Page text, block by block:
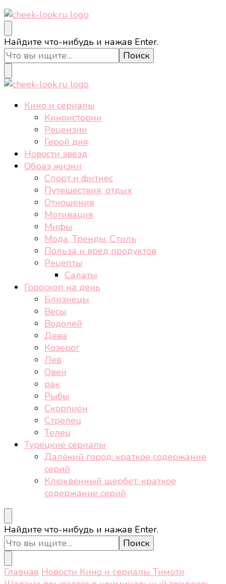
cheek-look.ru
Женский сайт о звездах и кино, а также трендах,
здоровом образе жизни, спорте, стиле, отдыхе и
еде.
Ищите
что-
то?
Найдите что-нибудь и нажав Enter.
cheek-look.ru
Женский сайт о звездах и кино, а также трендах,
здоровом образе жизни, спорте, стиле, отдыхе и
Кино и сериалы
Киноистории
Рецензии
Герой дня
Новости звёзд
Образ жизни
Спорт и фитнес
Путешествия, отдых
Отношения
Мотивация
Мифы
Мода, Тренды, Стиль
Польза и вред продуктов
Рецепты
Салаты
Гороскоп на день
Близнецы
Весы
Водолей
Дева
Козерог
Лев
Овен
рак
Рыбы
Скорпион
Стрелец
Телец
Турецкие сериалы
Далёкий город: краткое содержание
серий
Клюквенный щербет: краткое
содержание серий
Ищите
что-
то?
Найдите что-нибудь и нажав Enter.
Главная Новости Кино и сериалы Тимоти